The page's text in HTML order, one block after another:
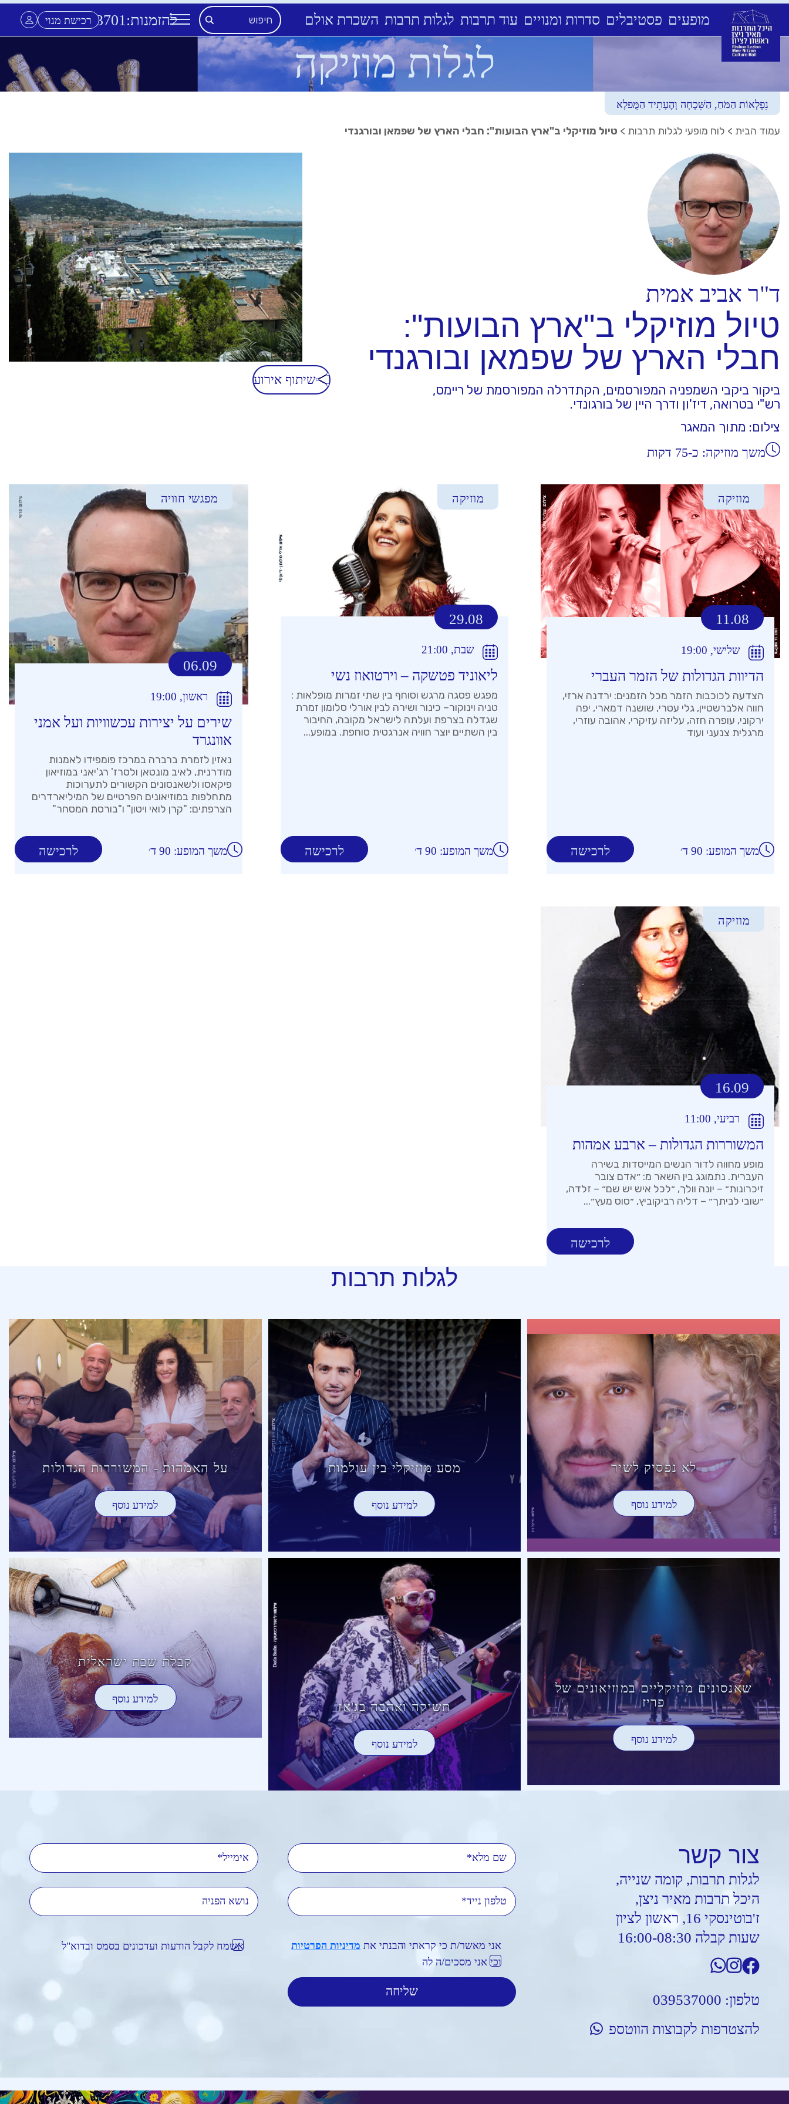
מופעים פסטיבלים סדרות ומנויים עוד תרבות לגלות תרבות השכרת אולם להזמנות: *3701 רכישת מנוי
לגלות מוזיקה
נִפְלְאוֹת הַמֹּחַ, הַשִּׁכְחָה וְהֶעָתִיד הַמֻּפלָא
עמוד הבית > לוח מופעי לגלות תרבות > טיול מוזיקלי ב"ארץ הבועות": חבלי הארץ של שפמאן ובורגנדי
ד"ר אביב אמית
טיול מוזיקלי ב"ארץ הבועות":
חבלי הארץ של שפמאן ובורגנדי
ביקור ביקבי השמפניה המפורסמים, הקתדרלה המפורסמת של ריימס,
רש"י בטרואה, דיז'ון ודרך היין של בורגונדי.
צילום: מתוך המאגר
שיתוף אירוע
משך מוזיקה: כ-75 דקות
מוזיקה
11.08
שלישי, 19:00
הדיוות הגדולות של הזמר העברי
הצדעה לכוכבות הזמר מכל הזמנים: ירדנה ארזי,
חווה אלברשטיין, גלי עטרי, שושנה דמארי, יפה
ירקוני, עופרה חזה, עליזה עזיקרי, אהובה עוזרי,
מרגלית צנעני ועוד
לרכישה משך המופע: 90 ד׳
מוזיקה
29.08
שבת, 21:00
ליאוניד פטשקה – וירטואוז נשי
מפגש פסגה מרגש וסוחף בין שתי זמרות מופלאות :
טניה וינוקור– כינור ושירה לבין אורלי סלומון זמרת
שגדלה בצרפת ועלתה לישראל מקובה, החיבור
בין השתיים יוצר חוויה אנרגטית סוחפת. במופע...
לרכישה משך המופע: 90 ד׳
מפגשי חוויה
06.09
ראשון, 19:00
שירים על יצירות עכשוויות ועל אמני
אוונגרד
נאזין לזמרת ברברה במרכז פומפידו לאמנות
מודרנית, לאיב מונטאן ולסרז' רג'יאני במוזיאון
פיקאסו ולשאנסונים הקשורים לתערוכות
מתחלפות במוזיאונים הפרטיים של המיליארדרים
הצרפתים: "קרן לואי ויטון" ו"בורסת המסחר"
לרכישה משך המופע: 90 ד׳
מוזיקה
16.09
רביעי, 11:00
המשוררות הגדולות – ארבע אמהות
מופע מחווה לדור הנשים המייסדות בשירה
העברית. נתמוגג בין השאר מ: ״אדם צובר
זיכרונות״ – יונה וולך, ״לכל איש יש שם״ – זלדה,
״שובי לביתך״ – דליה רביקוביץ, ״סוס מעץ״...
לרכישה
לגלות תרבות
לא נפסיק לשיר
למידע נוסף
מסע מוזיקלי בין עולמות
למידע נוסף
על האמהות - המשוררות הגדולות
למידע נוסף
שאנסונים מוזיקליים במוזיאונים של
פריז
למידע נוסף
תשוקה ואהבה בג'אז
למידע נוסף
קבלת שבת ישראלית
למידע נוסף
צור קשר
לגלות תרבות, קומה שנייה,
היכל תרבות מאיר ניצן,
ז'בוטינסקי 16, ראשון לציון
שעות קבלה 16:00-08:30
טלפון: 039537000
להצטרפות לקבוצות הווטספ
שם מלא אימייל
טלפון נייד נושא הפניה
אני מאשר/ת כי קראתי והבנתי את מדיניות הפרטיות
וכי אני מסכים/ה לה
אשמח לקבל הודעות ועדכונים בסמס ובדוא"ל